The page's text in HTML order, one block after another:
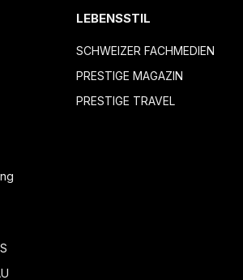
LEBENSSTIL
SCHWEIZER FACHMEDIEN
PRESTIGE MAGAZIN
PRESTIGE TRAVEL